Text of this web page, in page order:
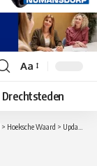
Lettergrootte
aanpassen
Aa
Drechtsteden
> Hoeksche Waard > Update Coronavirus cijfers in de Hoeksche Waard van zaterdag 28 augustus